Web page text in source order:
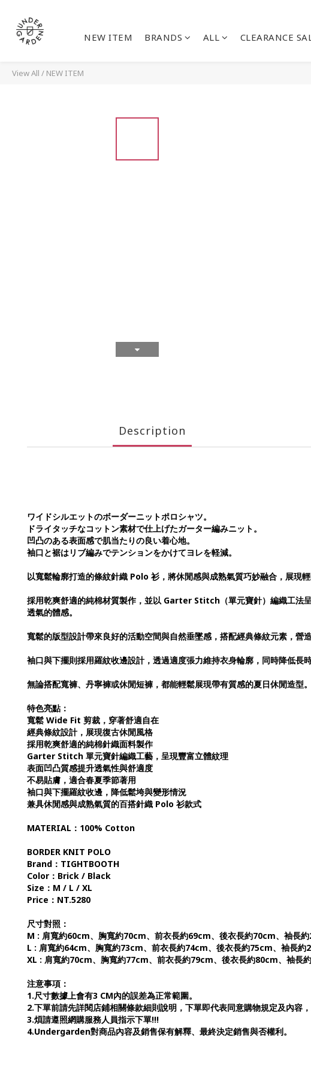
NEW ITEM BRANDS ALL CLEARANCE
View All / NEW ITEM
Description
ワイドシルエットのボーダーニットポロシャツ。
ドライタッチなコットン素材で仕上げたガーター編みニット。
凹凸のある表面感で肌当たりの良い着心地。
袖口と裾はリブ編みでテンションをかけてヨレを軽減。
以寬鬆輪廓打造的條紋針織 Polo 衫，將休閒感與成熟氣質巧妙融合，展現輕
採用乾爽舒適的純棉材質製作，並以 Garter Stitch（單元寶針）編織工法
透氣的體感。
寬鬆的版型設計帶來良好的活動空間與自然垂墜感，搭配經典條紋元素，營
袖口與下擺則採用羅紋收邊設計，透過適度張力維持衣身輪廓，同時降低長
無論搭配寬褲、丹寧褲或休閒短褲，都能輕鬆展現帶有質感的夏日休閒造型。
特色亮點：
寬鬆 Wide Fit 剪裁，穿著舒適自在
經典條紋設計，展現復古休閒風格
採用乾爽舒適的純棉針織面料製作
Garter Stitch 單元寶針編織工藝，呈現豐富立體紋理
表面凹凸質感提升透氣性與舒適度
不易貼膚，適合春夏季節著用
袖口與下擺羅紋收邊，降低鬆垮與變形情況
兼具休閒感與成熟氣質的百搭針織 Polo 衫款式
MATERIAL：100% Cotton
BORDER KNIT POLO
Brand：TIGHTBOOTH
Color：Brick / Black
Size：M / L / XL
Price：NT.5280
尺寸對照：
M : 肩寬約60cm、胸寬約70cm、前衣長約69cm、後衣長約70cm、袖長
L : 肩寬約64cm、胸寬約73cm、前衣長約74cm、後衣長約75cm、袖長約
XL : 肩寬約70cm、胸寬約77cm、前衣長約79cm、後衣長約80cm、袖長
注意事項：
1.尺寸數據上會有3 CM內的誤差為正常範圍。
2.下單前請先詳閱店鋪相關條款細則說明，下單即代表同意購物規定及內容
3.煩請遵照網購服務人員指示下單!!!
4.Undergarden對商品內容及銷售保有解釋、最終決定銷售與否權利。